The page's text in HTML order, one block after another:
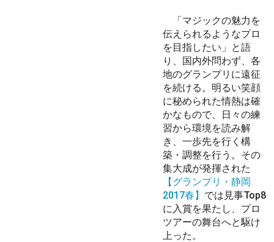
「マジックの魅力を
伝えられるようなプロ
を目指したい」と語
り、国内外問わず、各
地のグランプリに遠征
を続ける。明るい笑顔
に秘められた情熱は確
かなもので、日々の練
習から環境を読み解
き、一歩先を行く構
築・調整を行う。その
集大成が発揮された
【グランプリ・静岡
2017春】 では見事Top8
に入賞を果たし、プロ
ツアーの舞台へと駆け
上った。